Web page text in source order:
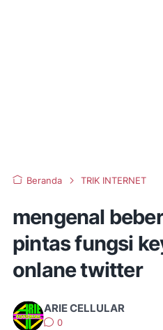
Beranda TRIK INTERNET
mengenal
pintas fungsi
onlane twitter
ARIE CELLULAR
0